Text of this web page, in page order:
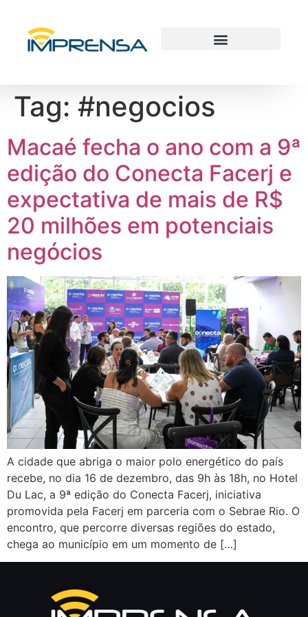
Tag: #negocios
Macaé fecha o ano com a 9ª
edição do Conecta Facerj e
expectativa de mais de R$
20 milhões em potenciais
negócios
A cidade que abriga o maior polo energético do país
recebe, no dia 16 de dezembro, das 9h às 18h, no Hotel
Du Lac, a 9ª edição do Conecta Facerj, iniciativa
promovida pela Facerj em parceria com o Sebrae Rio. O
encontro, que percorre diversas regiões do estado,
chega ao município em um momento de […]